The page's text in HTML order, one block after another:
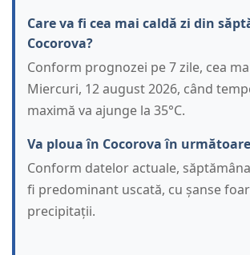
Care va fi cea mai caldă zi din
Cocorova?
Conform prognozei pe 7 zile, cea
Miercuri, 12 august 2026, când
maximă va ajunge la 35°C.
Va ploua în Cocorova în
Conform datelor actuale,
fi predominant uscată, cu șanse
precipitații.